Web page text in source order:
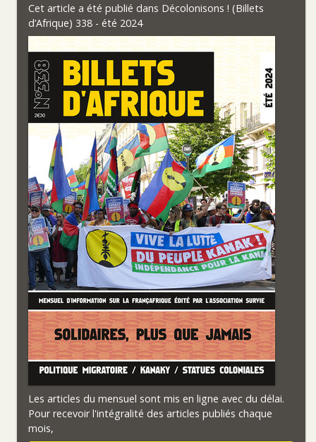
Cet article a été publié dans Décolonisons ! (Billets
d’Afrique) 338 - été 2024
Les articles du mensuel sont mis en ligne avec du délai.
Pour recevoir l'intégralité des articles publiés chaque
mois,